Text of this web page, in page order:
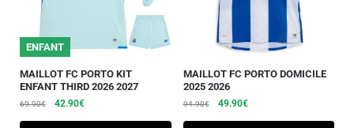
ENFANT
MAILLOT FC PORTO KIT
ENFANT THIRD 2026 2027
69.90€ 42.90€
MAILLOT FC PORTO DOMICILE
2025 2026
94.90€ 49.90€